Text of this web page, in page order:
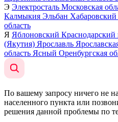
Э Электросталь Московская
Калмыкия Эльбан Хабаровский
область
Я Яблоновский Краснодарский
(Якутия) Ярославль
область Ясный Оренбургская
По вашему запросу ничего не
населенного пункта или
решения данной проблемы по